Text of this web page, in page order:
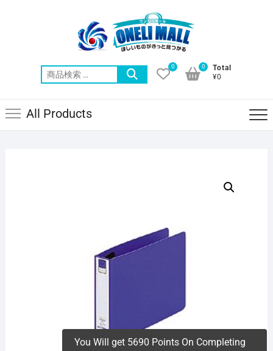
索
0
Total
¥0
0
All Products
You Will get 5690 Points On Completing